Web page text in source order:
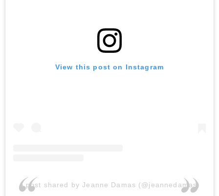
View this post on Instagram
A post shared by Jeanne Damas (@jeannedamas)